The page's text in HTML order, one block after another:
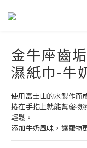
金牛座齒
濕紙巾-牛
使用富士山的水製作而
捲在手指上就能幫寵物
輕鬆。
添加牛奶風味，讓寵物